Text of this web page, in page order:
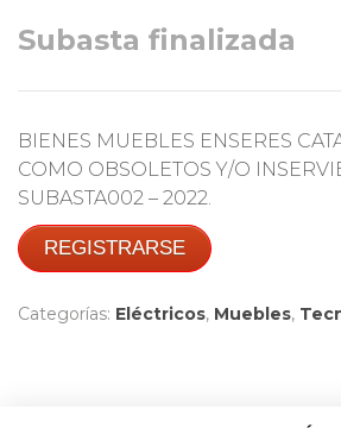
Subasta finalizada
BIENES MUEBLES ENSERES
COMO OBSOLETOS Y/O
SUBASTA002 – 2022.
REGISTRARSE
Categorías: Eléctricos, Muebles,